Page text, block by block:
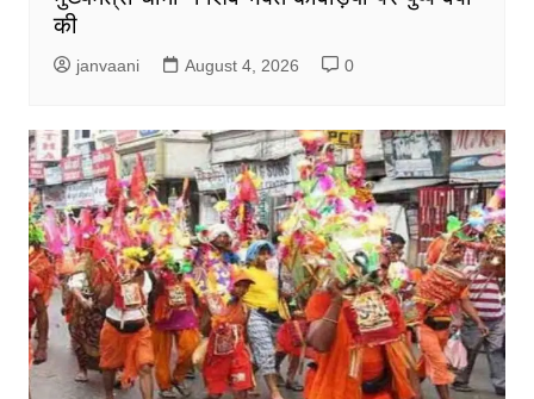
की
janvaani August 4, 2026 0